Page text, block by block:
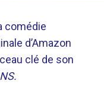
comédie
d’Amazon
clé de son